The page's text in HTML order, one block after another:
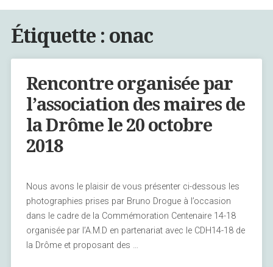
Étiquette : onac
Rencontre organisée par
l’association des maires de
la Drôme le 20 octobre
2018
Nous avons le plaisir de vous présenter ci-dessous les
photographies prises par Bruno Drogue à l’occasion
dans le cadre de la Commémoration Centenaire 14-18
organisée par l’A.M.D en partenariat avec le CDH14-18 de
la Drôme et proposant des …